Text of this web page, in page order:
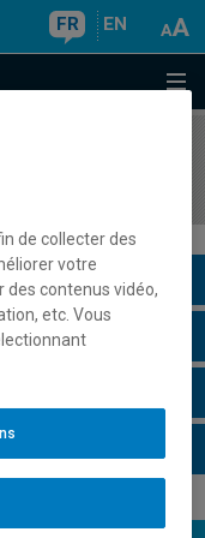
FR EN
de collecter des
votre
des contenus vidéo,
etc. Vous